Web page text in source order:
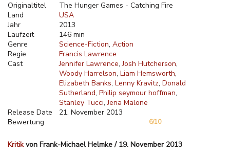
Originaltitel
The Hunger Games - Catching Fire
Land
USA
Jahr
2013
Laufzeit
146 min
Genre
Science-Fiction Action
Regie
Francis Lawrence
Cast
Jennifer Lawrence Josh Hutcherson
Woody Harrelson Liam Hemsworth
Elizabeth Banks Lenny Kravitz Donald
Sutherland Philip seymour hoffman
Stanley Tucci Jena Malone
Release Date
21. November 2013
Bewertung
6/10
Kritikvon Frank-Michael Helmke / 19. November 2013